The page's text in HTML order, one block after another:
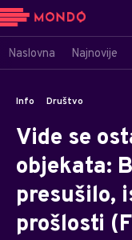
Naslovna Najnovije
Info Društvo
Vide se
objekata:
presušilo,
prošlosti